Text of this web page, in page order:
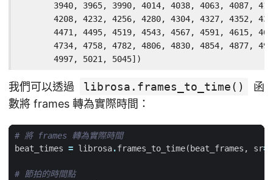
3940, 3965, 3990, 4014, 4038, 4063, 4087,
4208, 4232, 4256, 4280, 4304, 4327, 4352,
4471, 4495, 4519, 4543, 4567, 4591, 4615,
4734, 4758, 4782, 4806, 4830, 4854, 4877,
       4997, 5021, 5045])
我們可以透過 librosa.frames_to_time()
函
數將 frames 轉為實際時間：
# 將 frames 轉為實際時間
beat_times = librosa.frames_to_time( beat_frames , sr=
# 節拍的時間點